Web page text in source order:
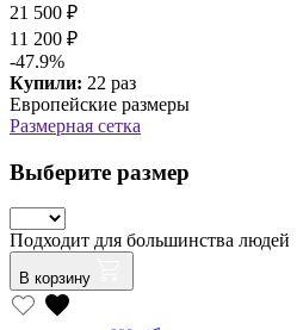
21 500 ₽
11 200 ₽
-47.9%
Купили: 22 раз
Европейские размеры
Размерная сетка
Выберите размер
Подходит для большинства людей
В корзину